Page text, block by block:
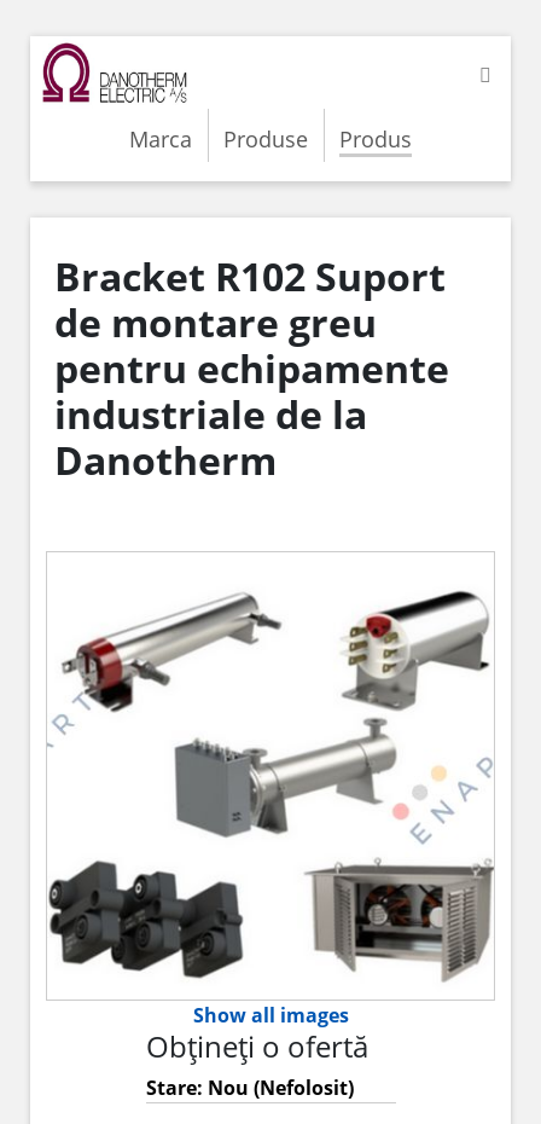
Marca Produse Produs
Bracket R102 Suport
de montare greu
pentru echipamente
industriale de la
Danotherm
Show all images
Obțineți o ofertă
Stare: Nou (Nefolosit)